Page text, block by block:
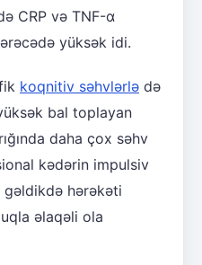
CRP və TNF-α
yüksək idi.
koqnitiv səhvlərlə də
bal toplayan
daha çox səhv
kədərin impulsiv
gəldikdə hərəkəti
əlaqəli ola